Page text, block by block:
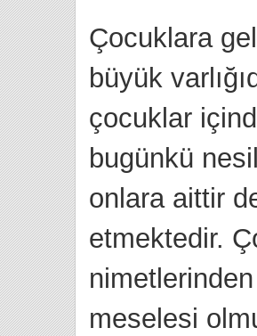
Çocuklara
büyük
çocuklar
bugünkü
onlara aittir
etmektedir.
meselesi